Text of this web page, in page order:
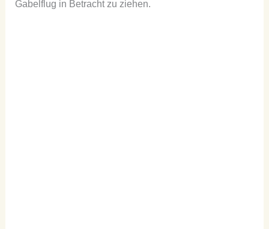
Gabelflug in Betracht zu ziehen.